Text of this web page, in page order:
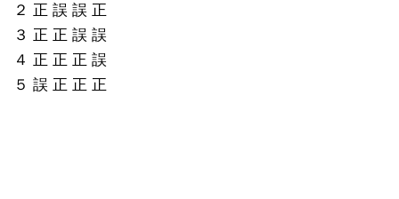
２ 正 誤 誤 正
３ 正 正 誤 誤
４ 正 正 正 誤
５ 誤 正 正 正